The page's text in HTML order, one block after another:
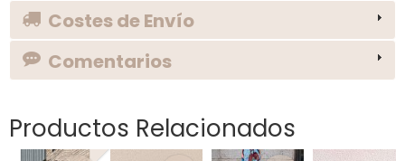
Costes de Envío
Comentarios
Productos Relacionados